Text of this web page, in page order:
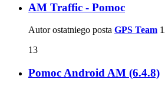
AM Traffic - Pomoc
Autor ostatniego posta GPS Team
13
Pomoc Android AM (6.4.8)